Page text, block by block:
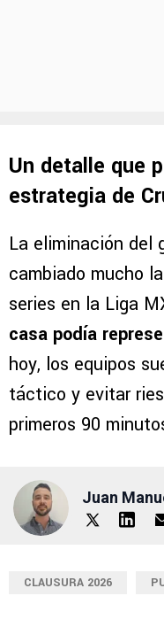
Un detalle que
estrategia de
La eliminación del
cambiado mucho
series en la Liga
casa podía
hoy, los equipos
táctico y evitar
primeros 90
Juan
CLAUSURA 2026